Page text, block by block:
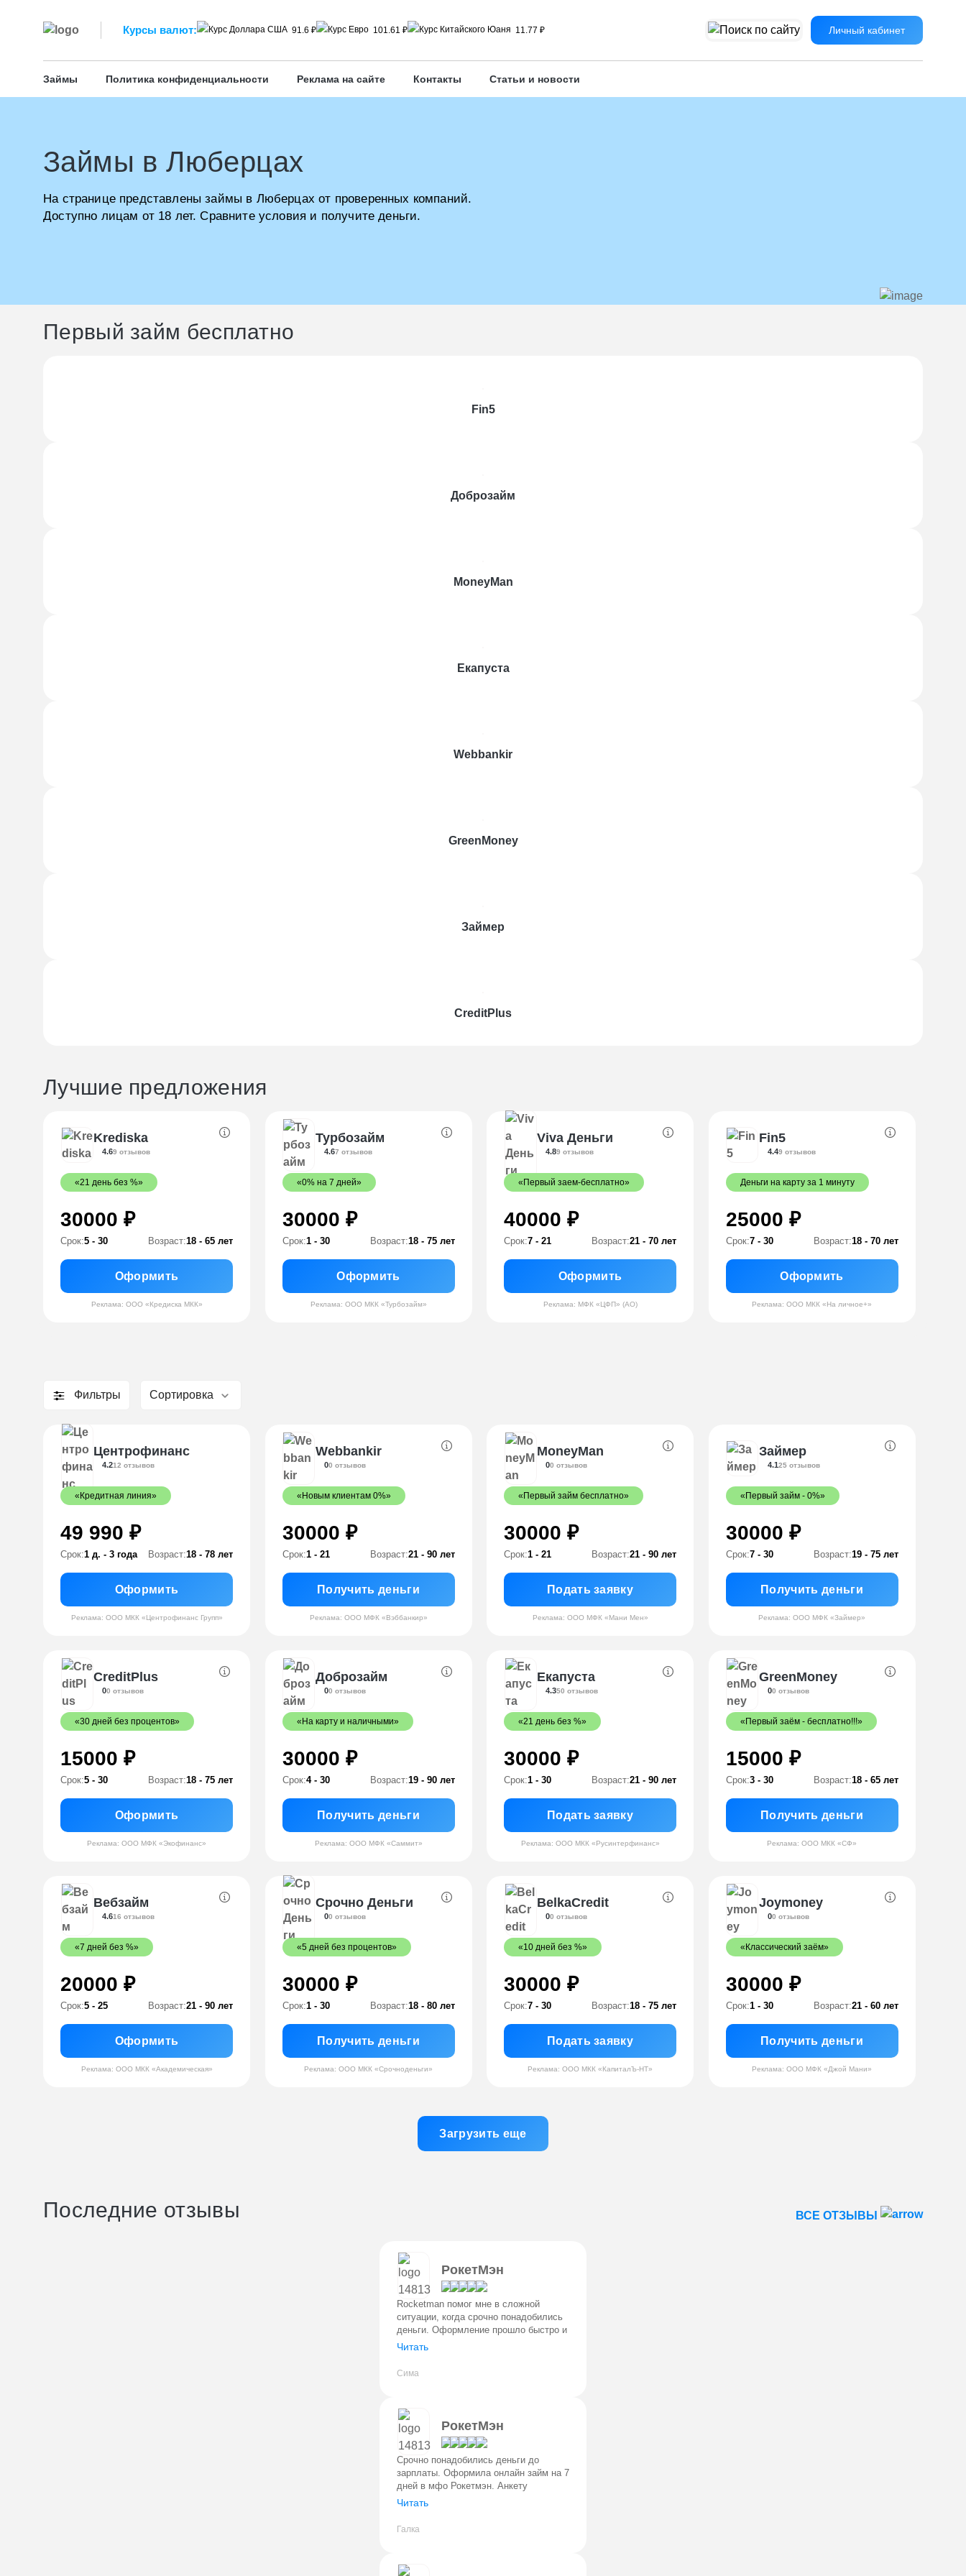
Курсы валют: 91.6 ₽ 101.61 ₽ 11.77 ₽ Личный кабинет
Займы Политика конфиденциальности Реклама на сайте Контакты Статьи и новости
Займы в Люберцах
На странице представлены займы в Люберцах от проверенных компаний.
Доступно лицам от 18 лет. Сравните условия и получите деньги.
Первый займ бесплатно
Fin5
Доброзайм
MoneyMan
Екапуста
Webbankir
GreenMoney
Займер
CreditPlus
Лучшие предложения
Krediska
4.69 отзывов
«21 день без %»
30000 ₽
Срок:5 - 30 Возраст:18 - 65 лет
Оформить
Реклама: ООО «Кредиска МКК»
Турбозайм
4.67 отзывов
«0% на 7 дней»
30000 ₽
Срок:1 - 30 Возраст:18 - 75 лет
Оформить
Реклама: ООО МКК «Турбозайм»
Viva Деньги
4.89 отзывов
«Первый заем-бесплатно»
40000 ₽
Срок:7 - 21 Возраст:21 - 70 лет
Оформить
Реклама: МФК «ЦФП» (АО)
Fin5
4.49 отзывов
Деньги на карту за 1 минуту
25000 ₽
Срок:7 - 30 Возраст:18 - 70 лет
Оформить
Реклама: ООО МКК «На личное+»
Фильтры Сортировка
Центрофинанс
4.212 отзывов
«Кредитная линия»
49 990 ₽
Срок:1 д. - 3 года Возраст:18 - 78 лет
Оформить
Реклама: ООО МКК «Центрофинанс Групп»
Webbankir
00 отзывов
«Новым клиентам 0%»
30000 ₽
Срок:1 - 21 Возраст:21 - 90 лет
Получить деньги
Реклама: ООО МФК «Вэббанкир»
MoneyMan
00 отзывов
«Первый займ бесплатно»
30000 ₽
Срок:1 - 21 Возраст:21 - 90 лет
Подать заявку
Реклама: ООО МФК «Мани Мен»
Займер
4.125 отзывов
«Первый займ - 0%»
30000 ₽
Срок:7 - 30 Возраст:19 - 75 лет
Получить деньги
Реклама: ООО МФК «Займер»
CreditPlus
00 отзывов
«30 дней без процентов»
15000 ₽
Срок:5 - 30 Возраст:18 - 75 лет
Оформить
Реклама: ООО МФК «Экофинанс»
Доброзайм
00 отзывов
«На карту и наличными»
30000 ₽
Срок:4 - 30 Возраст:19 - 90 лет
Получить деньги
Реклама: ООО МФК «Саммит»
Екапуста
4.350 отзывов
«21 день без %»
30000 ₽
Срок:1 - 30 Возраст:21 - 90 лет
Подать заявку
Реклама: ООО МКК «Русинтерфинанс»
GreenMoney
00 отзывов
«Первый заём - бесплатно!!!»
15000 ₽
Срок:3 - 30 Возраст:18 - 65 лет
Получить деньги
Реклама: ООО МКК «СФ»
Вебзайм
4.616 отзывов
«7 дней без %»
20000 ₽
Срок:5 - 25 Возраст:21 - 90 лет
Оформить
Реклама: ООО МКК «Академическая»
Срочно Деньги
00 отзывов
«5 дней без процентов»
30000 ₽
Срок:1 - 30 Возраст:18 - 80 лет
Получить деньги
Реклама: ООО МКК «Срочноденьги»
BelkaCredit
00 отзывов
«10 дней без %»
30000 ₽
Срок:7 - 30 Возраст:18 - 75 лет
Подать заявку
Реклама: ООО МКК «КапиталЪ-НТ»
Joymoney
00 отзывов
«Классический заём»
30000 ₽
Срок:1 - 30 Возраст:21 - 60 лет
Получить деньги
Реклама: ООО МФК «Джой Мани»
Загрузить еще
Последние отзывы ВСЕ ОТЗЫВЫ
РокетМэн
Rocketman помог мне в сложной
ситуации, когда срочно понадобились
деньги. Оформление прошло быстро и
без проблем. Деньги поступили на
процент понятный. Вернула в лично
Читать
Сима
РокетМэн
Срочно понадобились деньги до
зарплаты. Оформила онлайн займ на 7
дней в мфо Рокетмэн. Анкету
заполнила буквально за 5 минут,
сразу поступили на карту.
Читать
Галка